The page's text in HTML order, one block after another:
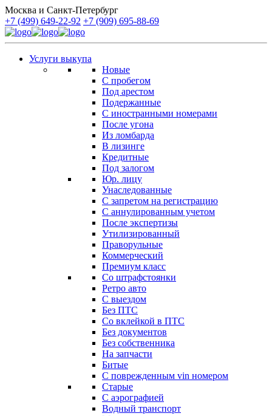
Москва и Санкт-Петербург
+7 (499) 649-22-92 +7 (909) 695-88-69
Услуги выкупа
Новые
С пробегом
Под арестом
Подержанные
С иностранными номерами
После угона
Из ломбарда
В лизинге
Кредитные
Под залогом
Юр. лицу
Унаследованные
С запретом на регистрацию
С аннулированным учетом
После экспертизы
Утилизированный
Праворульные
Коммерческий
Премиум класс
Со штрафстоянки
Ретро авто
С выездом
Без ПТС
Со вклейкой в ПТС
Без документов
Без собственника
На запчасти
Битые
С поврежденным vin номером
Старые
С аэрографией
Водный транспорт